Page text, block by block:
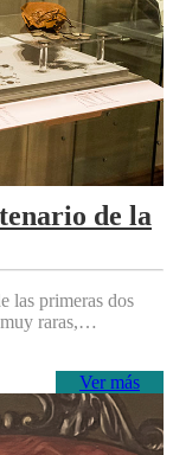
de la
las primeras dos
muy raras,…
Ver más